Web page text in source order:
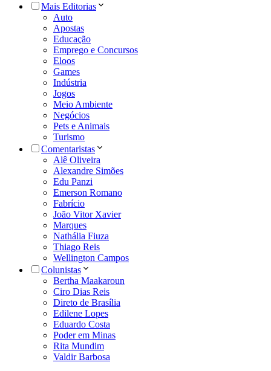
Mais Editorias
Auto
Apostas
Educação
Emprego e Concursos
Eloos
Games
Indústria
Jogos
Meio Ambiente
Negócios
Pets e Animais
Turismo
Comentaristas
Alê Oliveira
Alexandre Simões
Edu Panzi
Emerson Romano
Fabrício
João Vitor Xavier
Marques
Nathália Fiuza
Thiago Reis
Wellington Campos
Colunistas
Bertha Maakaroun
Ciro Dias Reis
Direto de Brasília
Edilene Lopes
Eduardo Costa
Poder em Minas
Rita Mundim
Valdir Barbosa